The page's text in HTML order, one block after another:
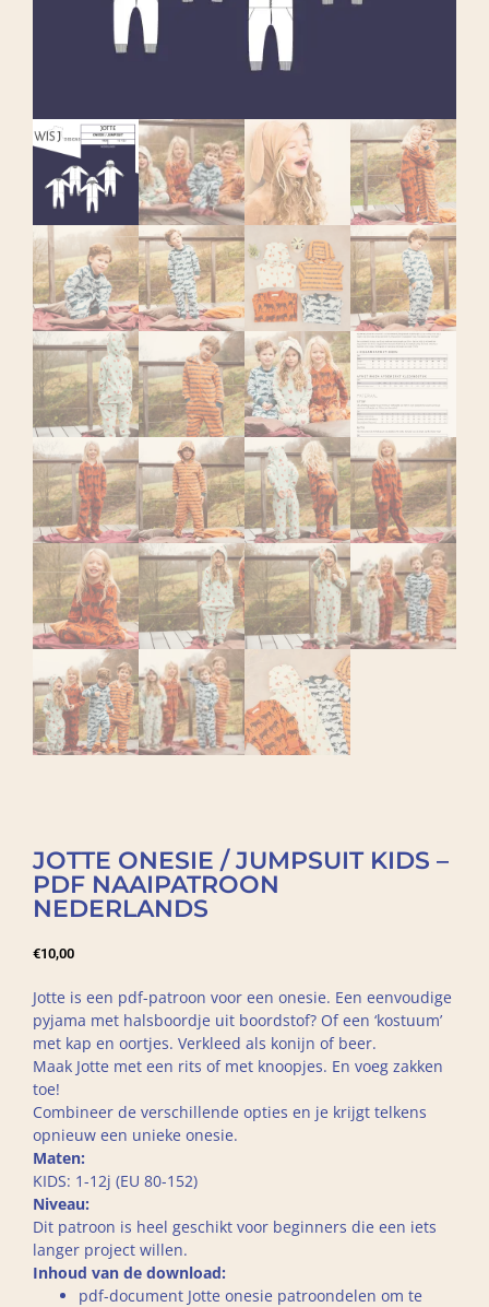
JOTTE ONESIE / JUMPSUIT KIDS –
PDF NAAIPATROON
NEDERLANDS
€10,00
Jotte is een pdf-patroon voor een onesie. Een eenvoudige
pyjama met halsboordje uit boordstof? Of een ‘kostuum’
met kap en oortjes. Verkleed als konijn of beer.
Maak Jotte met een rits of met knoopjes. En voeg zakken
toe!
Combineer de verschillende opties en je krijgt telkens
opnieuw een unieke onesie.
Maten:
KIDS: 1-12j (EU 80-152)
Niveau:
Dit patroon is heel geschikt voor beginners die een iets
langer project willen.
Inhoud van de download:
pdf-document Jotte onesie patroondelen om te